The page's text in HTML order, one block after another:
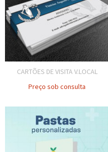
CARTÕES DE VISITA V.LOCAL
Preço sob consulta